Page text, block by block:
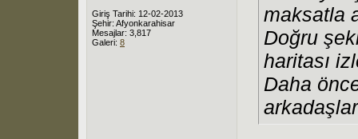
Giriş Tarihi: 12-02-2013
Şehir: Afyonkarahisar
Mesajlar: 3,817
Galeri: 8
maksatla
Doğru
haritası
Daha